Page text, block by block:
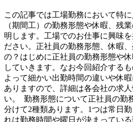
この記事では工場勤務において特
（期間工）の勤務形態や休暇、残
明します。工場でのお仕事に興味
ださい。正社員の勤務形態、休暇
の？はじめに正社員の勤務形態や
していきます。なお今回紹介する
よって細かい出勤時間の違いや休
ありますので、詳細は各会社の求
い。 勤務形態について正社員の勤
分けて2種類あります。1つは常日
れは勤務時間や曜日が決まってい